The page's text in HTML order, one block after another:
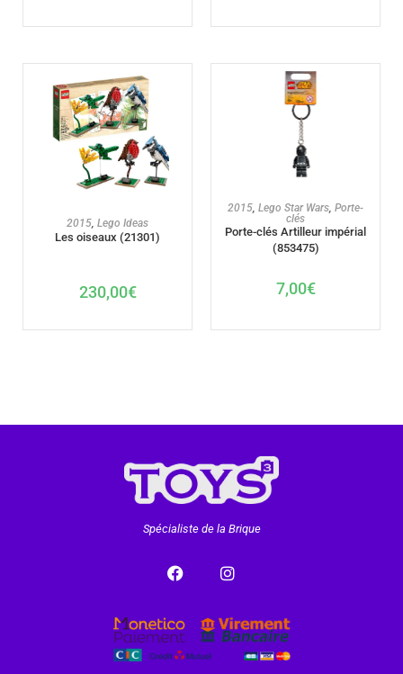
AJOUTER AU PANIER
2015, Lego Ideas
Les oiseaux (21301)
230,00€
2015 Lego Star Wars Porte-
clés
Porte-clés Artilleur impérial
(853475)
7,00€
Spécialiste de la Brique